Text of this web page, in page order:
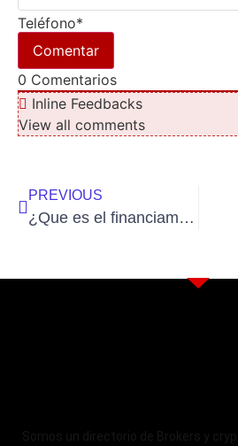
Teléfono*
0 Comentarios
Inline Feedbacks
View all comments
PREVIOUS
¿Que es el financiamiento?